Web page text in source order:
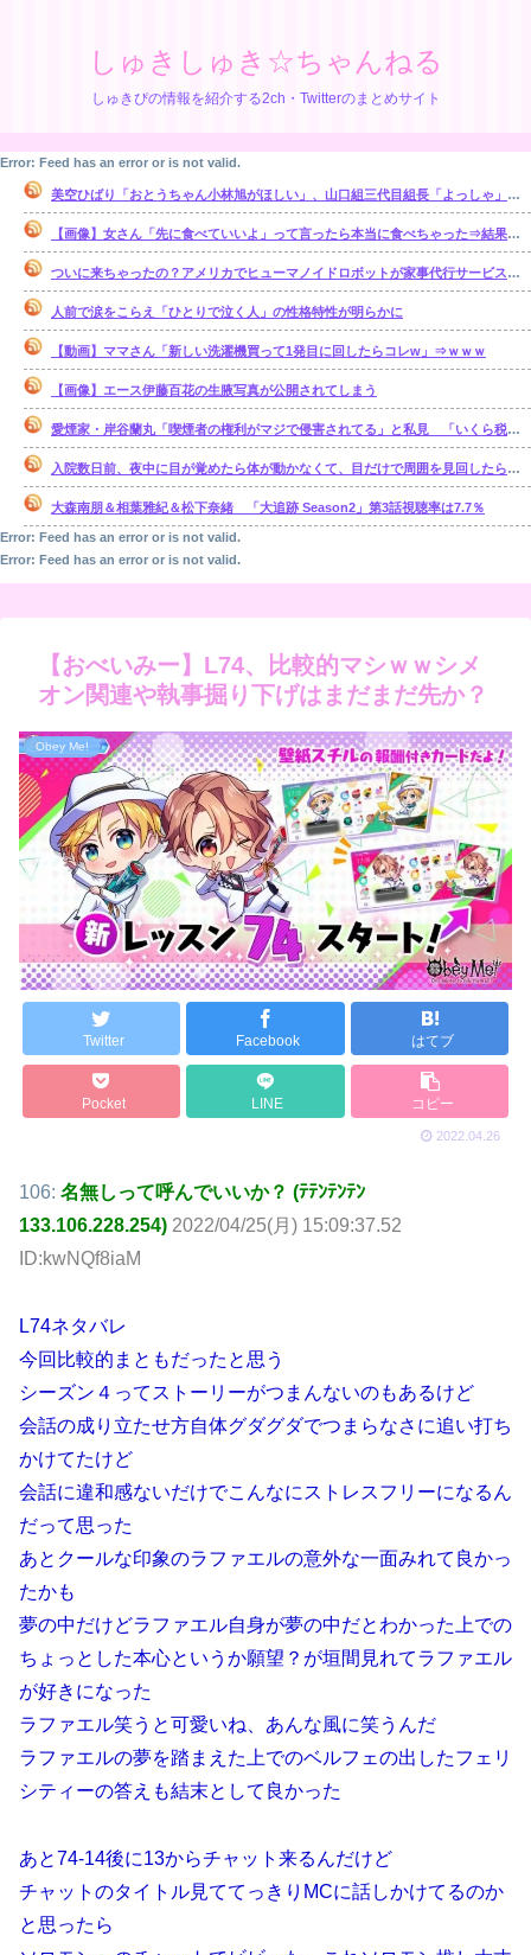
しゅきしゅき☆ちゃんねる
しゅきぴの情報を紹介する2ch・Twitterのまとめサイト
Error: Feed has an error or is not valid.
美空ひばり「おとうちゃん小林旭がほしい」、山口組三代目組長「よっしゃ」、昭和ヤバすぎ⇒！！！
【画像】女さん「先に食べていいよ」って言ったら本当に食べちゃった⇒結果ｗｗ
ついに来ちゃったの？アメリカでヒューマノイドロボットが家事代行サービスを開始
人前で涙をこらえ「ひとりで泣く人」の性格特性が明らかに
【動画】ママさん「新しい洗濯機買って1発目に回したらコレw」⇒ｗｗｗ
【画像】エース伊藤百花の生腋写真が公開されてしまう
愛煙家・岸谷蘭丸「喫煙者の権利がマジで侵害されてる」と私見 「いくら税金…
入院数日前、夜中に目が覚めたら体が動かなくて、目だけで周囲を見回したら、腹部の 辺りをじっと見る「青く光る骨格標本」が居た【再】
大森南朋＆相葉雅紀＆松下奈緒 「大追跡 Season2」第3話視聴率は7.7％
Error: Feed has an error or is not valid.
Error: Feed has an error or is not valid.
【おべいみー】L74、比較的マシｗｗシメ
オン関連や執事掘り下げはまだまだ先か？
Obey Me!
Twitter Facebook はてブ
Pocket LINE コピー
2022.04.26
106: 名無しって呼んでいいか？ (ﾃﾃﾝﾃﾝﾃﾝ
133.106.228.254) 2022/04/25(月) 15:09:37.52
ID:kwNQf8iaM
L74ネタバレ
今回比較的まともだったと思う
シーズン４ってストーリーがつまんないのもあるけど
会話の成り立たせ方自体グダグダでつまらなさに追い打ち
かけてたけど
会話に違和感ないだけでこんなにストレスフリーになるん
だって思った
あとクールな印象のラファエルの意外な一面みれて良かっ
たかも
夢の中だけどラファエル自身が夢の中だとわかった上での
ちょっとした本心というか願望？が垣間見れてラファエル
が好きになった
ラファエル笑うと可愛いね、あんな風に笑うんだ
ラファエルの夢を踏まえた上でのベルフェの出したフェリ
シティーの答えも結末として良かった
あと74-14後に13からチャット来るんだけど
チャットのタイトル見ててっきりMCに話しかけてるのか
と思ったら